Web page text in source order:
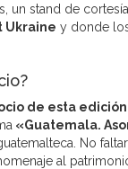
un stand de
Ukraine y donde
de esta edición
«Guatemala.
No
al